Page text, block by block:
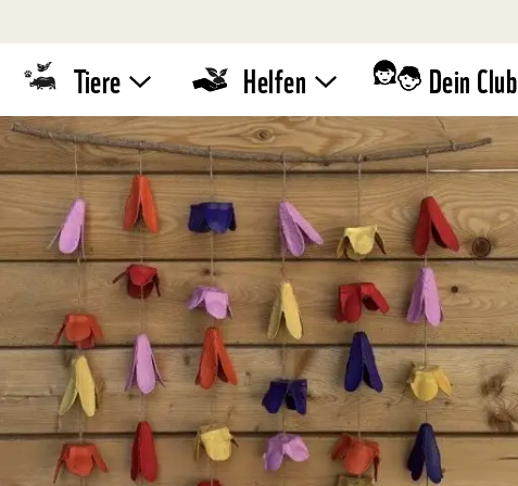
Tiere
Tierlexikon
Quiz
Helfen
WWF-
Standaktion
Umwelttipps
WWF-Läufe
Dein Club